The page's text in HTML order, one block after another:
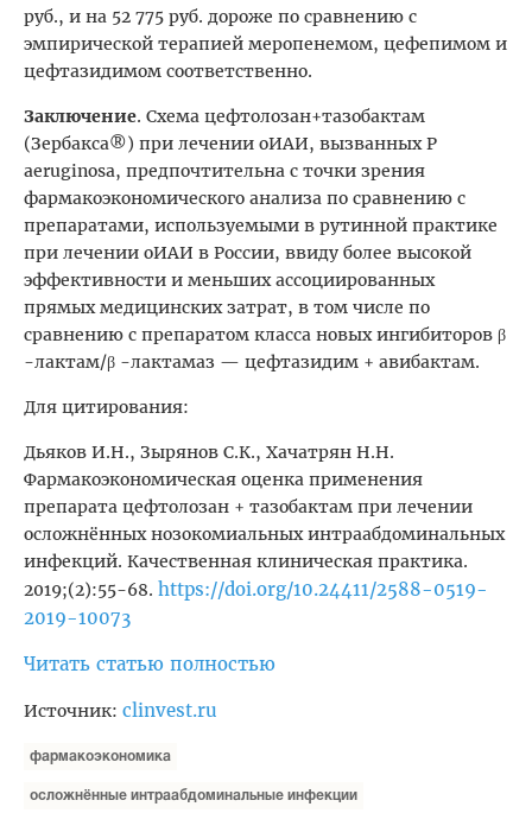
руб., и на 52 775 руб. дороже по сравнению с
эмпирической терапией меропенемом, цефепимом и
цефтазидимом соответственно.
Заключение. Схема цефтолозан+тазобактам
(Зербакса®) при лечении оИАИ, вызванных P
aeruginosa, предпочтительна с точки зрения
фармакоэкономического анализа по сравнению с
препаратами, используемыми в рутинной практике
при лечении оИАИ в России, ввиду более высокой
эффективности и меньших ассоциированных
прямых медицинских затрат, в том числе по
сравнению с препаратом класса новых ингибиторов β
-лактам/β -лактамаз — цефтазидим + авибактам.
Для цитирования:
Дьяков И.Н., Зырянов С.К., Хачатрян Н.Н.
Фармакоэкономическая оценка применения
препарата цефтолозан + тазобактам при лечении
осложнённых нозокомиальных интраабдоминальных
инфекций. Качественная клиническая практика.
2019;(2):55-68. https://doi.org/10.24411/2588-0519-
2019-10073
Читать статью полностью
Источник: clinvest.ru
фармакоэкономика
осложнённые интраабдоминальные инфекции